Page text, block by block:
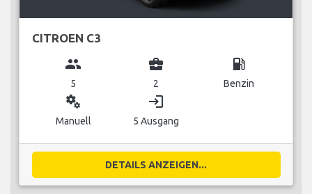
CITROEN C3
group
5
business_center
2
local_gas_station
Benzin
miscellaneous_services
Manuell
login
5 Ausgang
DETAILS ANZEIGEN...